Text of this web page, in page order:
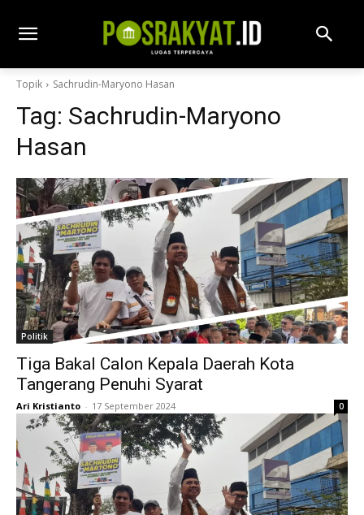
Topik Sachrudin-Maryono Hasan
Tag: Sachrudin-Maryono
Hasan
Politik
Tiga Bakal Calon Kepala Daerah Kota
Tangerang Penuhi Syarat
Ari Kristianto - 17 September 2024 0